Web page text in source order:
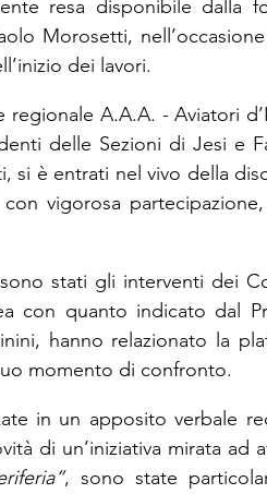
resa disponibile dalla
Morosetti,
dei lavori.
A.A.A. - Aviatori
delle Sezioni di Jesi e
si è entrati nel vivo della
vigorosa
stati gli interventi dei
con quanto indicato dal
hanno relazionato la
momento di confronto.
in un apposito verbale
di un’iniziativa mirata ad
, sono state